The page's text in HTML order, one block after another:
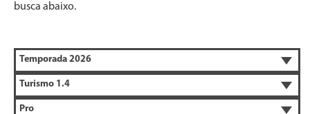
busca abaixo.